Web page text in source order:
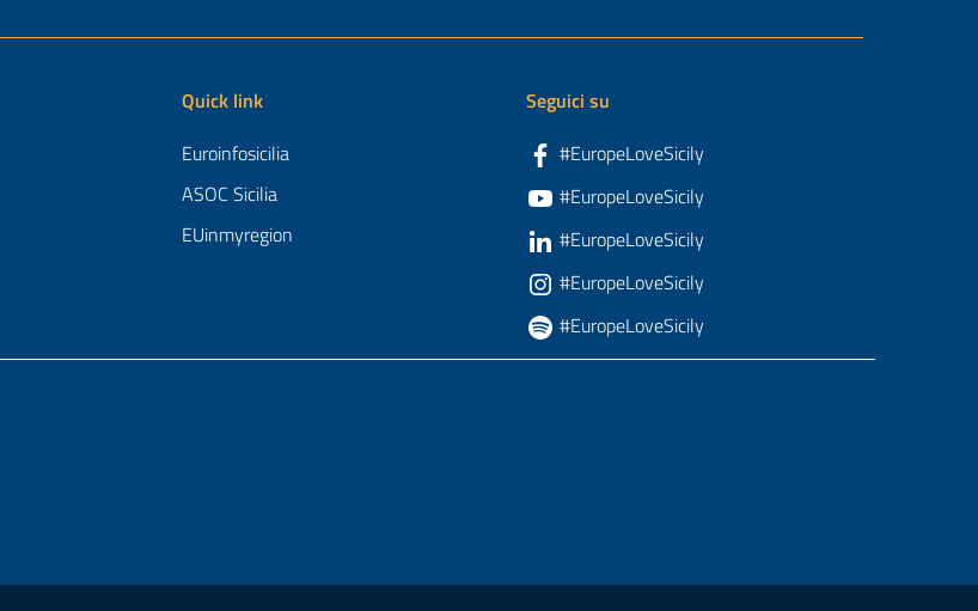
Quick link
Euroinfosicilia
ASOC Sicilia
EUinmyregion
Seguici su
#EuropeLoveSicily
#EuropeLoveSicily
#EuropeLoveSicily
#EuropeLoveSicily
#EuropeLoveSicily